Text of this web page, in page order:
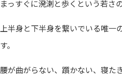
まっすぐに溌溂と歩くという若さ
上半身と下半身を繋いでいる唯
す。
腰が曲がらない、躓かない、寝た